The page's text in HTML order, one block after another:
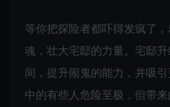
等你把探险者都吓得发疯了
魂，壮大宅邸的力量。宅邸
间，提升闹鬼的能力，并吸
中的有些人危险至极，但带